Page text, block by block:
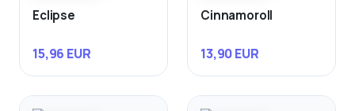
Eclipse
15,96 EUR
Cinnamoroll
13,90 EUR